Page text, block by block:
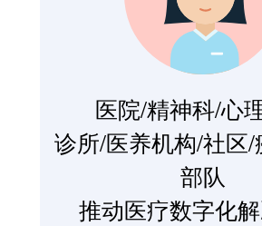
医院/精神科/心
诊所/医养机构/社区
部队
推动医疗数字化